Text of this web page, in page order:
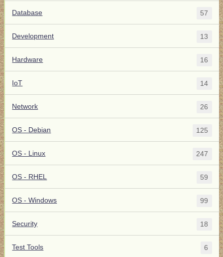
Database 57
Development 13
Hardware 16
IoT 14
Network 26
OS - Debian 125
OS - Linux 247
OS - RHEL 59
OS - Windows 99
Security 18
Test Tools 6